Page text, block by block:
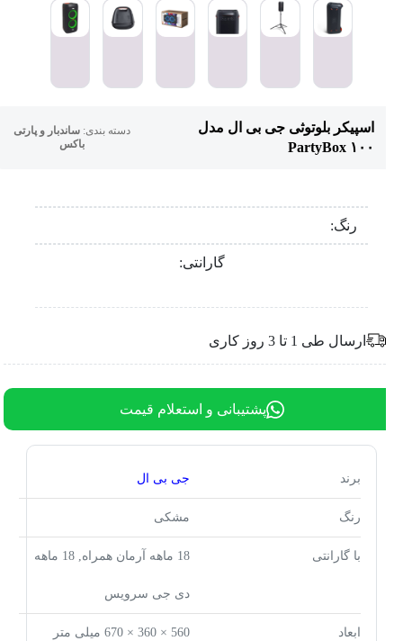
اسپیکر بلوتوثی جی بی ال مدل
PartyBox ۱۰۰
دسته بندی:ساندبار و پارتی
باکس
رنگ:
گارانتی:
ارسال طی 1 تا 3 روز کاری
پشتیبانی و استعلام قیمت
برند جی بی ال
رنگ مشکی
با گارانتی 18 ماهه آرمان همراه, 18 ماهه
دی جی سرویس
ابعاد 560 × 360 × 670 میلی متر